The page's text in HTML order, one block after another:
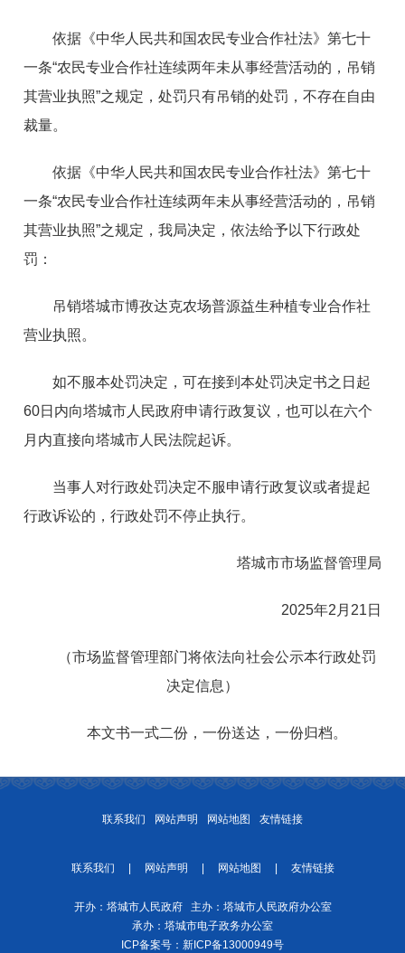
依据《中华人民共和国农民专业合作社法》第七十
一条“农民专业合作社连续两年未从事经营活动的，吊销
其营业执照”之规定，处罚只有吊销的处罚，不存在自由
裁量。
依据《中华人民共和国农民专业合作社法》第七十
一条“农民专业合作社连续两年未从事经营活动的，吊销
其营业执照”之规定，我局决定，依法给予以下行政处
罚：
吊销塔城市博孜达克农场普源益生种植专业合作社
营业执照。
如不服本处罚决定，可在接到本处罚决定书之日 起
60日内向塔城市人民政府申请行政复议，也可以在六个
月 内直接向塔城市人 民法院起诉。
当事人对行政处罚决定不服申请行政复议或者提起
行政诉讼的，行政处罚不停止执行。
塔城市市场监督管理局
2025年2月21日
（市场监督管理部门将依法向社会公示本行政处罚
决定信息）
本文书一式二份， 一份送达，一份归档。
联系我们 网站声明 网站地图 友情链接
联系我们 | 网站声明 | 网站地图 | 友情链接
开办：塔城市人民政府 主办：塔城市人民政府办公室
承办：塔城市电子政务办公室
ICP备案号： 新ICP备13000949号